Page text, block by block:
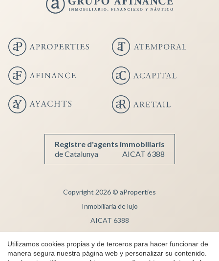
Registre d'agents immobiliaris
de Catalunya
AICAT 6388
Copyright 2026 © aProperties
Inmobiliaria de lujo
AICAT 6388
Aviso Legal
Política de Privacidad
Utilizamos cookies propias y de terceros para hacer funcionar de
manera segura nuestra página web y personalizar su contenido.